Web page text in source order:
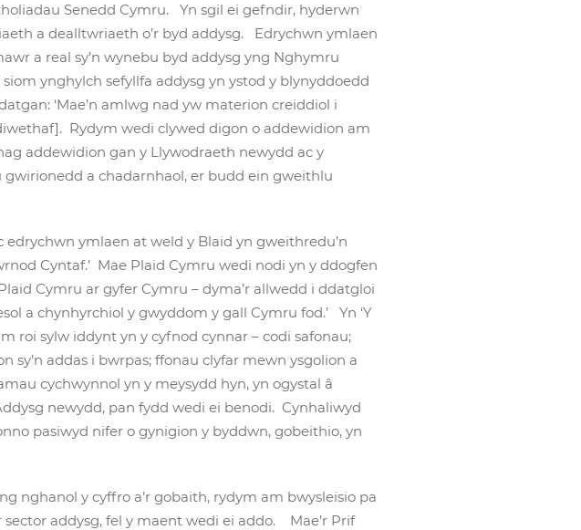
Senedd Cymru. Yn sgil ei gefndir, hyderwn
a dealltwriaeth o’r byd addysg. Edrychwn ymlaen
a real sy’n wynebu byd addysg yng Nghymru
ynghylch sefyllfa addysg yn ystod y blynyddoedd
‘Mae’n amlwg nad yw materion creiddiol i
Rydym wedi clywed digon o addewidion am
addewidion gan y Llywodraeth newydd ac y
a chadarnhaol, er budd ein gweithlu
ymlaen at weld y Blaid yn gweithredu’n
Cyntaf.’ Mae Plaid Cymru wedi nodi yn y ddogfen
Cymru ar gyfer Cymru – dyma’r allwedd i ddatgloi
a chynhyrchiol y gwyddom y gall Cymru fod.’ Yn ‘Y
roi sylw iddynt yn y cyfnod cynnar – codi safonau;
sy’n addas i bwrpas; ffonau clyfar mewn ysgolion a
cychwynnol yn y meysydd hyn, yn ogystal â
newydd, pan fydd wedi ei benodi. Cynhaliwyd
pasiwyd nifer o gynigion y byddwn, gobeithio, yn
nghanol y cyffro a’r gobaith, rydym am bwysleisio pa
addysg, fel y maent wedi ei addo. Mae’r Prif